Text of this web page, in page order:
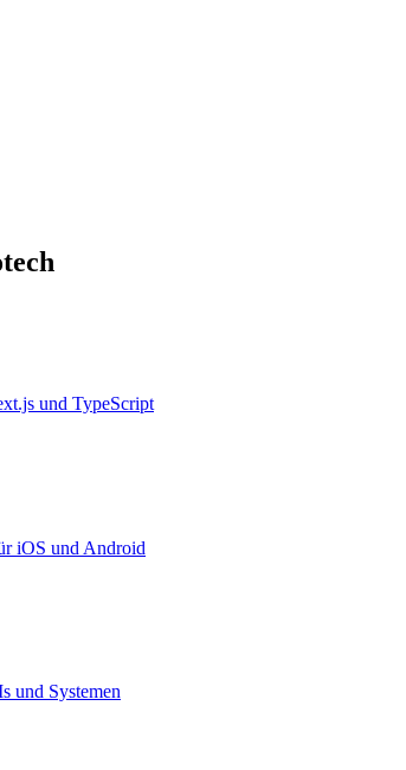
und TypeScript
iOS und Android
und Systemen